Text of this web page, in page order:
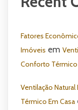
Fatores
Imóveis em
Conforto Térmico
Ventilação Natural
Térmico Em Casa